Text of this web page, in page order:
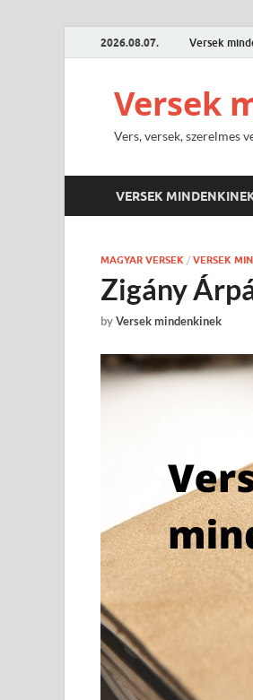
2026.08.07. Versek
Versek
Vers, versek, szerelmes
VERSEK
MAGYAR VERSEK / VERSEK
Zigány
byVersek mindenkinek